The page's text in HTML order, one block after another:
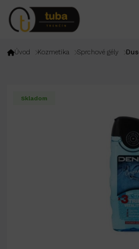
Úvod Kozmetika Sprchové gély
Skladom